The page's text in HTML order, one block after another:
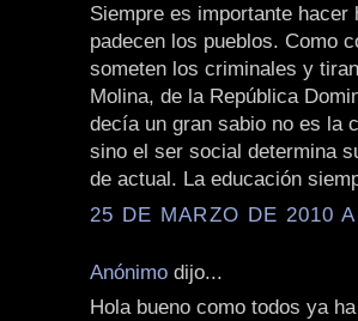
Siempre es importante
padecen los pueblos. Como
someten los criminales y
Molina, de la República
decía un gran sabio no es la
sino el ser social determina
de actual. La educación
25 DE MARZO DE 2010
Anónimo dijo...
Hola bueno como todos ya